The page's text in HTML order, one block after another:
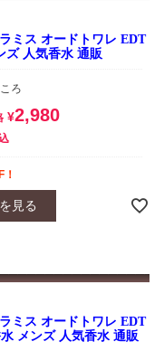
ミス オードトワレ EDT
ズ 人気香水 通販
ろ
¥2,980
見る
ミス オードトワレ EDT
メンズ 人気香水 通販